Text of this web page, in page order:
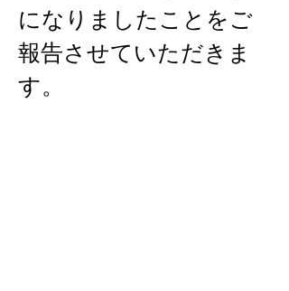
になりましたことをご
報告させていただきま
す。